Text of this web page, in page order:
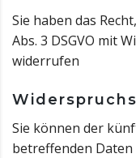
Sie haben das
Abs. 3 DSGVO mit
widerrufen
Sie können der
betreffenden Daten